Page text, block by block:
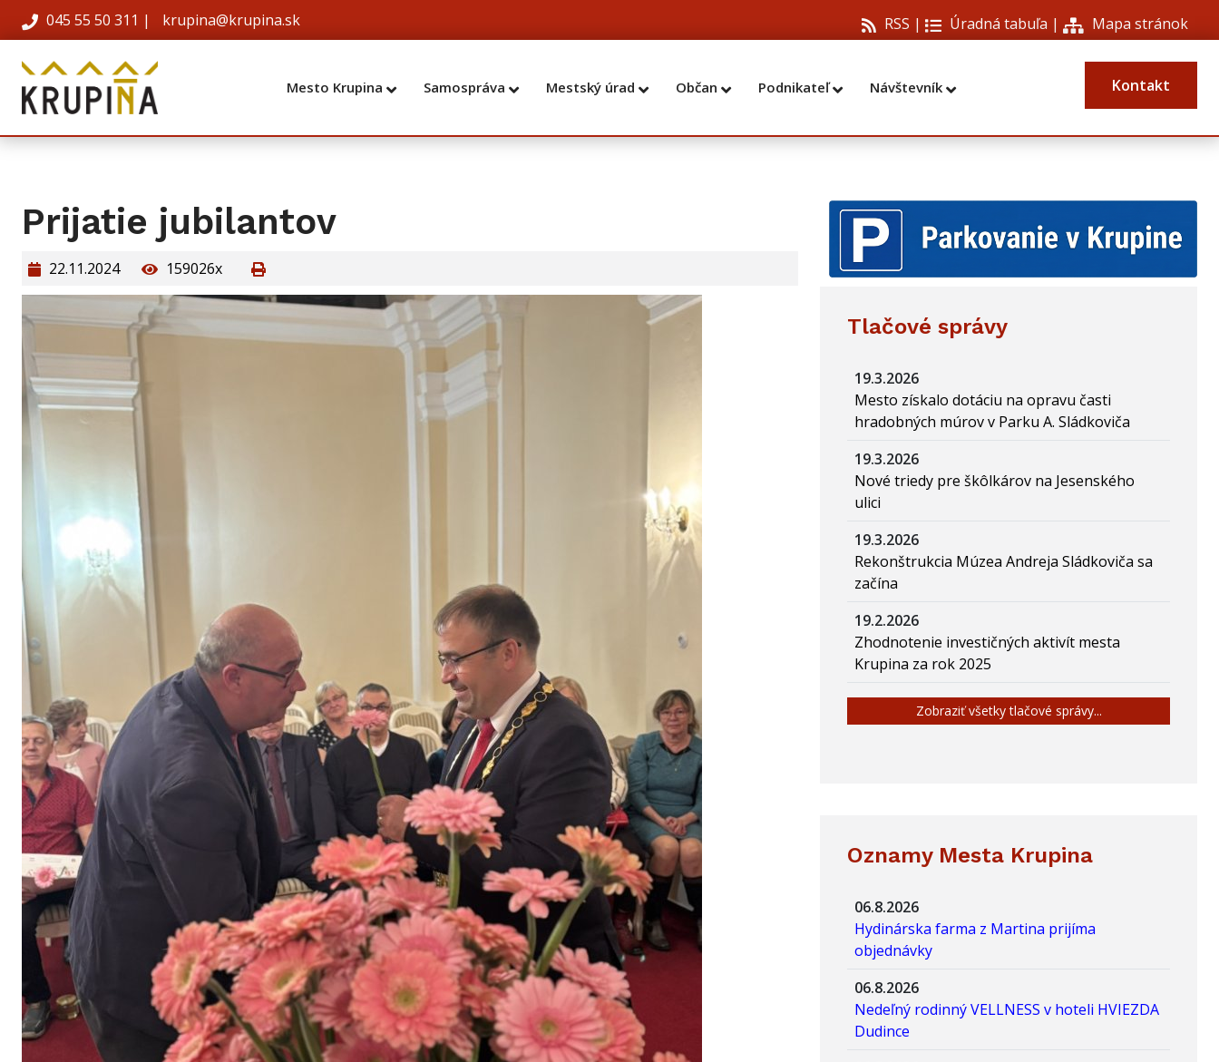
045 55 50 311 | krupina@krupina.sk RSS | Úradná tabuľa | Mapa stránok
Mesto Krupina Samospráva Mestský úrad Občan Podnikateľ Návštevník Kontakt
Prijatie jubilantov
22.11.2024 159026x
Tlačové správy
19.3.2026
Mesto získalo dotáciu na opravu časti
hradobných múrov v Parku A. Sládkoviča
19.3.2026
Nové triedy pre škôlkárov na Jesenského
ulici
19.3.2026
Rekonštrukcia Múzea Andreja Sládkoviča sa
začína
19.2.2026
Zhodnotenie investičných aktivít mesta
Krupina za rok 2025
Zobraziť všetky tlačové správy...
Oznamy Mesta Krupina
06.8.2026
Hydinárska farma z Martina prijíma
objednávky
06.8.2026
Nedeľný rodinný VELLNESS v hoteli HVIEZDA
Dudince